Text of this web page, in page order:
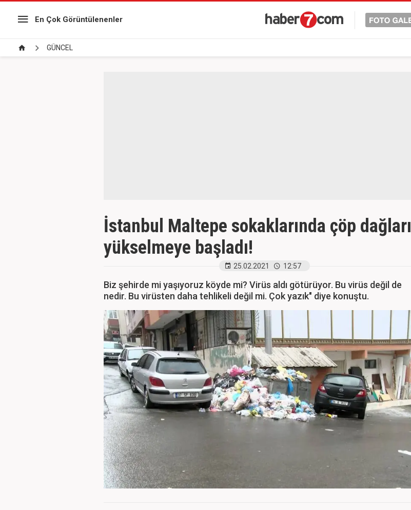
En Çok Görüntülenenler
GÜNCEL
İstanbul Maltepe sokaklarında çöp dağları
yükselmeye başladı!
25.02.2021 12:57
Biz şehirde mi yaşıyoruz köyde mi? Virüs aldı götürüyor. Bu virüs değil de
nedir. Bu virüsten daha tehlikeli değil mi. Çok yazık" diye konuştu.